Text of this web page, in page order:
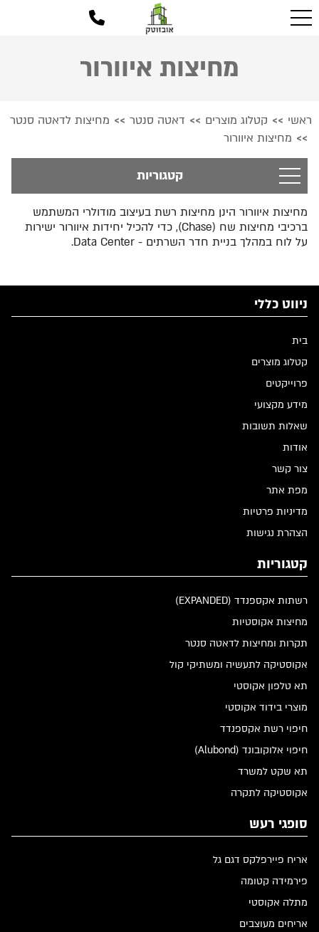
מחיצות איוורור
ראשי >> קטלוג מוצרים >> דאטה סנטר >> מחיצות לדאטה סנטר
>> מחיצות איוורור
קטגוריות
מחיצות איוורור הינן מחיצות רשת בעיצוב מודולרי המשתמש
ברכיבי מחיצות שח (Chase), כדי להכיל יחידות איוורור ישירות
על לוח במהלך בניית חדר השרתים - Data Center.
ניווט כללי
בית
קטלוג מוצרים
פרוייקטים
מידע מקצועי
שאלות תשובות
אודות
צור קשר
מפת אתר
מדיניות פרטיות
הצהרת נגישות
קטגוריות
רשתות אקספנדד (EXPANDED)
מחיצות אקוסטיות
תקרות ומחיצות לדאטה סנטר
אקוסטיקה לתעשיה ומשתיקי קול
תא טלפון אקוסטי
מוצרי בידוד אקוסטי
חיפוי רשת אקספנדד
חיפוי אלוקובונד (Alubond)
תא שקט למשרד
אקוסטיקה לתקרה
סופגי רעש
אריח פיירפלקס דגם גל
פירמידה קטומה
מתלה אקוסטי
אריחים מעוצבים